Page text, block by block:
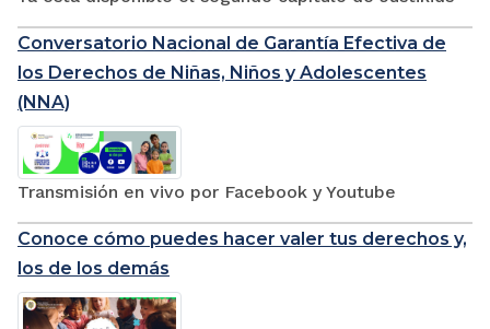
Conversatorio Nacional de Garantía Efectiva de
los Derechos de Niñas, Niños y Adolescentes
(NNA)
Transmisión en vivo por Facebook y Youtube
Conoce cómo puedes hacer valer tus derechos y,
los de los demás